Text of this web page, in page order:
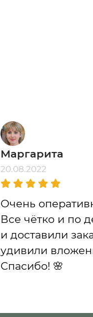
Маргарита
20.08.2022
Очень
Все чётко и по
и доставили
удивили
Спасибо! 🌸